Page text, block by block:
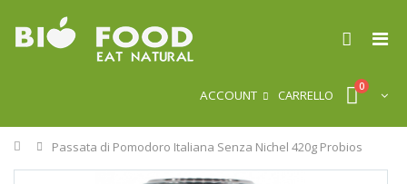
ACCOUNT CARRELLO
0
Home
Passata di Pomodoro Italiana Senza Nichel 420g Probios